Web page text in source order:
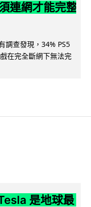
連網才能完整
調查發現，34% PS5
在完全斷網下無法完
是地球最